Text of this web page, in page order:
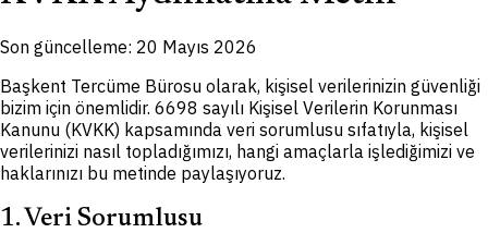
Son güncelleme: 20 Mayıs 2026
Başkent Tercüme Bürosu olarak, kişisel verilerinizin güvenliği
bizim için önemlidir. 6698 sayılı Kişisel Verilerin Korunması
Kanunu (KVKK) kapsamında veri sorumlusu sıfatıyla, kişisel
verilerinizi nasıl topladığımızı, hangi amaçlarla işlediğimizi ve
haklarınızı bu metinde paylaşıyoruz.
1. Veri Sorumlusu